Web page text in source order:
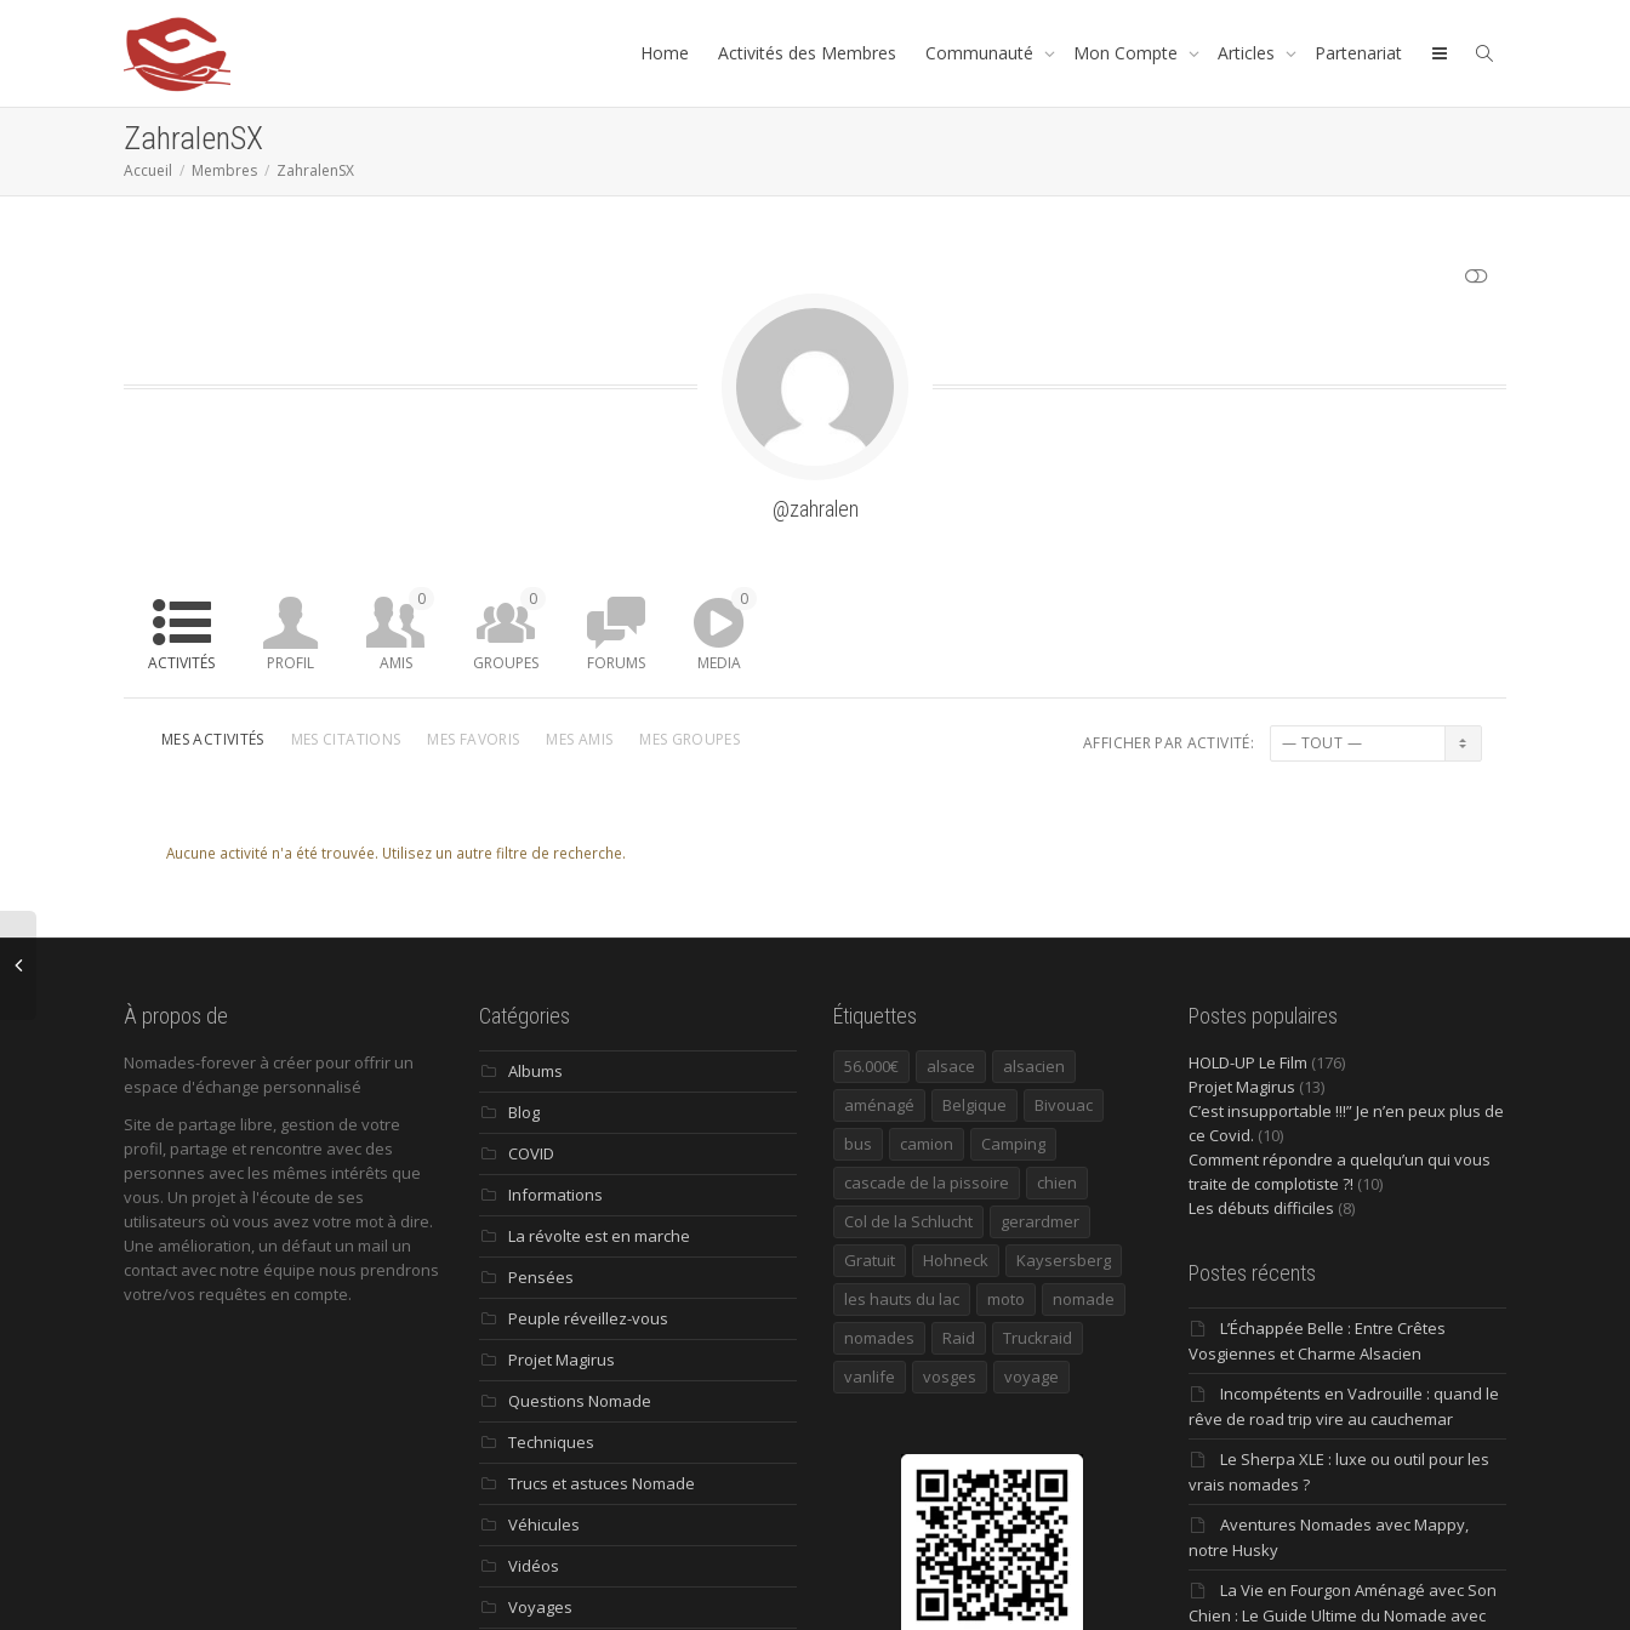
Home Activités des Membres Communauté Mon Compte Articles Partenariat
ZahralenSX
Accueil Membres ZahralenSX
@zahralen
ACTIVITÉS PROFIL AMIS
0
GROUPES
0
FORUMS MEDIA
0
MES ACTIVITÉS MES CITATIONS MES FAVORIS MES AMIS MES GROUPES AFFICHER PAR ACTIVITÉ:
Aucune activité n'a été trouvée. Utilisez un autre filtre de recherche.
À propos de
Nomades-forever à créer pour offrir un
espace d'échange personnalisé
Site de partage libre, gestion de votre
profil, partage et rencontre avec des
personnes avec les mêmes intérêts que
vous. Un projet à l'écoute de ses
utilisateurs où vous avez votre mot à dire.
Une amélioration, un défaut un mail un
contact avec notre équipe nous prendrons
votre/vos requêtes en compte.
Catégories
Albums
Blog
COVID
Informations
La révolte est en marche
Pensées
Peuple réveillez-vous
Projet Magirus
Questions Nomade
Techniques
Trucs et astuces Nomade
Véhicules
Vidéos
Voyages
Étiquettes
56.000€ alsace
alsacien
aménagé
Belgique
Bivouac
bus
camion
Camping
cascade de la pissoire
chien
Col de la Schlucht
gerardmer
Gratuit
Hohneck
Kaysersberg
les hauts du lac
moto
nomade
nomades
Raid
Truckraid
vanlife
vosges voyage
Postes populaires
HOLD-UP Le Film (176)
Projet Magirus (13)
C’est insupportable !!!” Je n’en peux plus de
ce Covid. (10)
Comment répondre a quelqu’un qui vous
traite de complotiste ?! (10)
Les débuts difficiles (8)
Postes récents
L’Échappée Belle : Entre Crêtes
Vosgiennes et Charme Alsacien
Incompétents en Vadrouille : quand le
rêve de road trip vire au cauchemar
Le Sherpa XLE : luxe ou outil pour les
vrais nomades ?
Aventures Nomades avec Mappy,
notre Husky
La Vie en Fourgon Aménagé avec Son
Chien : Le Guide Ultime du Nomade avec